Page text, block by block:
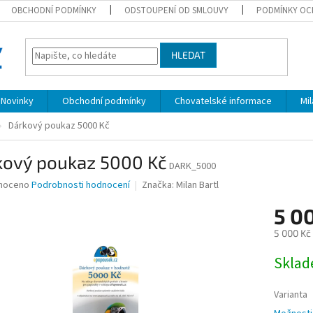
OBCHODNÍ PODMÍNKY ODSTOUPENÍ OD SMLOUVY PODMÍNKY
HLEDAT
Novinky Obchodní podmínky Chovatelské informace
Dárkový poukaz 5000 Kč
poukaz 5000 Kč DARK_5000
Podrobnosti hodnocení Značka: Milan Bartl
5
5 000 Kč
cena:
Varianta